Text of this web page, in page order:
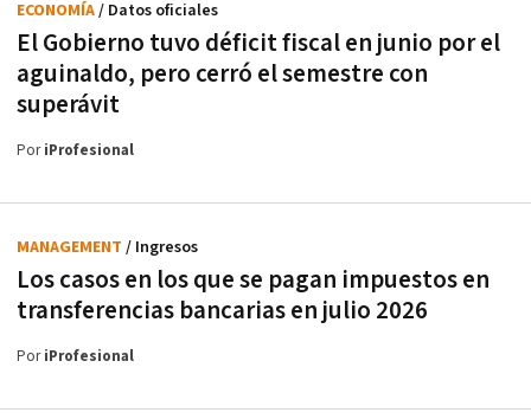
El Gobierno tuvo déficit fiscal en junio por el
aguinaldo, pero cerró el semestre con
superávit
ECONOMÍA/ Datos oficiales
PoriProfesional
Los casos en los que se pagan impuestos en
transferencias bancarias en julio 2026
MANAGEMENT / Ingresos
PoriProfesional